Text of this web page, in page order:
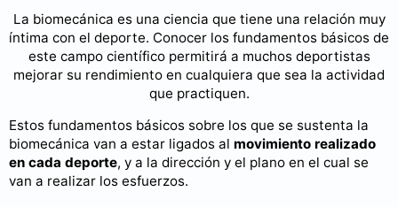
La biomecánica es una ciencia que tiene una relación muy
íntima con el deporte. Conocer los fundamentos básicos de
este campo científico permitirá a muchos deportistas
mejorar su rendimiento en cualquiera que sea la actividad
que practiquen.
Estos fundamentos básicos sobre los que se sustenta la
biomecánica van a estar ligados al movimiento realizado
en cada deporte, y a la dirección y el plano en el cual se
van a realizar los esfuerzos.